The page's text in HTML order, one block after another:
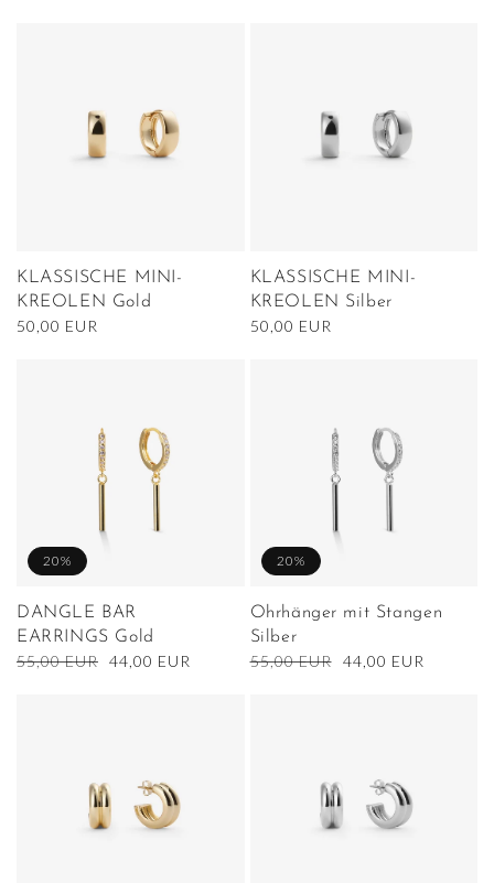
KLASSISCHE MINI-
KREOLEN Gold
Normaler
50,00 EUR
KLASSISCHE MINI-
KREOLEN Silber
Normaler
50,00 EUR
DANGLE BAR
EARRINGS Gold
Normaler
55,00 EUR Verkaufspreis
44,00 EUR
20%
Ohrhänger mit Stangen
Silber
Normaler
55,00 EUR Verkaufspreis
44,00 EUR
20%